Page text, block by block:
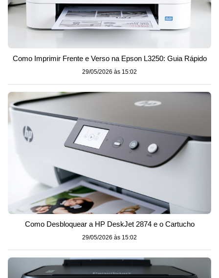
Como Imprimir Frente e Verso na Epson L3250: Guia Rápido
29/05/2026 às 15:02
Como Desbloquear a HP DeskJet 2874 e o Cartucho
29/05/2026 às 15:02